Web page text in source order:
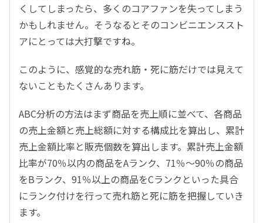
くしてしまったら、多くのコアファンを失ってしまう
かもしれません。そうなるとそのコンビニエンススト
アにとっては大打撃ですね。
このように、感覚的な売れ筋・死に筋だけでは見えて
ないこともたくさんあります。
ABC分析の方法はまず商品を売上順に並べて、各商品
の売上金額と売上総額に対する構成比を算出し、累計
売上金額比率と販売個数を算出します。累計売上金額
比率が70％以内の商品をAランク、71％～90％の商品
をBランク、91％以上の商品をCランクといった具合
にランク付けを行って売れ筋と死に筋を把握していき
ます。